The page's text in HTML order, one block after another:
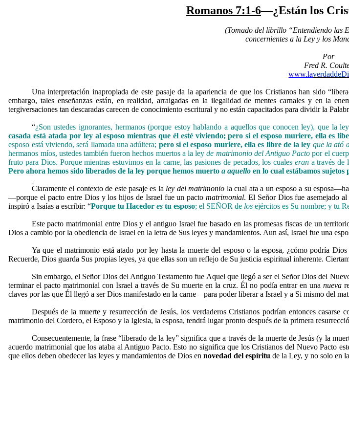
Romanos 7:1-6—¿Están los
(Tomado del librillo “Entendiendo las
concernientes a la Ley y los
Por
Fred R.
www.la
Una interpretación inapropiada de este pasaje da la apariencia de que los Cristianos han sido
embargo, tales enseñanzas están, en realidad, arraigadas en la ilegalidad de mentes carnales y en la
tergiversaciones tan descaradas carecen de conocimiento escritural y no están capacitados para dividir la
“¿Son ustedes ignorantes, hermanos (porque estoy hablando a aquellos que conocen ley), que la
casada está atada por ley al esposo mientras que él esté viviendo; pero si el esposo muriere, ella es
esposo está viviendo, será llamada una adúltera; pero si el esposo muriere, ella es libre de la ley que la ató
hermanos míos, ustedes también fueron hechos muertos a la leyde matrimonio del Antiguo Pacto por el
fruto para Dios. Porque mientras estuvimos en la carne, las pasiones de pecados, los cuales erana través de
Pero ahora hemos sido liberados de la ley porque hemos muertoa aquello en lo cual estábamos
Claramente el contexto de este pasaje es la ley del matrimonio la cual ata a un esposo a su
—porque el pacto entre Dios y los hijos de Israel fue un pactomatrimonial. El Señor Dios fue asemejado
inspiró a Isaías a escribir: “Porque tu Hacedores tu esposo; el SEÑOR de losejércitos es Su nombre; y tu
Este pacto matrimonial entre Dios y el antiguo Israel fue basado en las promesas fiscas de un
Dios a cambio por la obediencia de Israel en la letra de Sus leyes y mandamientos. Aun así, Israel fue una
Ya que el matrimonio está atado por ley hasta la muerte del esposo o la esposa, ¿cómo podría
Recuerde, Dios guarda Sus propias leyes, ya que ellas son un reflejo de Su justicia espiritual inherente.
Sin embargo, el Señor Dios del Antiguo Testamento fue Aquel que llegó a ser el Señor Dios del
terminar el pacto matrimonial con Israel a través de Su muerte en la cruz. Él no podía entrar en unanueva
claves por las que Él llegó a ser Dios manifestado en la carne—para poder liberar a Israel y a Si mismo del
Después de la muerte y resurrección de Jesús, los verdaderos Cristianos podrían entonces
matrimonio del Cordero, el Esposo y la Iglesia, la esposa, tendrá lugar pronto después de la primera
Consecuentemente, la frase “liberado de la ley” significa que a través de la muerte de Jesús (y la
acuerdo matrimonial que los ataba al Antiguo Pacto. Esto no significa que los Cristianos del Nuevo Pacto
que ellos deben obedecer las leyes y mandamientos de Dios ennovedad del espíritude la Ley, y no solo en